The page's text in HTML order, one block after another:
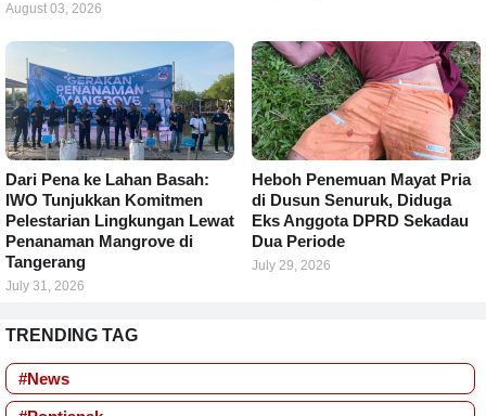
August 03, 2026
Dari Pena ke Lahan Basah:
IWO Tunjukkan Komitmen
Pelestarian Lingkungan Lewat
Penanaman Mangrove di
Tangerang
July 31, 2026
Heboh Penemuan Mayat Pria
di Dusun Senuruk, Diduga
Eks Anggota DPRD Sekadau
Dua Periode
July 29, 2026
TRENDING TAG
#News